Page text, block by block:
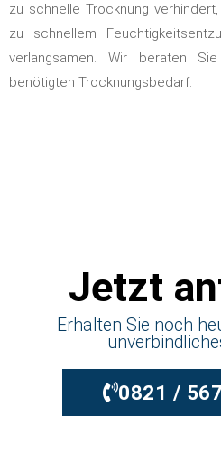
zu schnelle Trocknung
zu schnellem
verlangsamen. Wir beraten
benötigten Trocknungsbedarf.
Jetzt
Erhalten Sie noch
0821 /